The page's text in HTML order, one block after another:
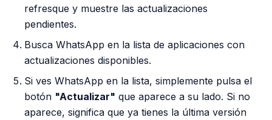
refresque y muestre las actualizaciones
pendientes.
Busca WhatsApp en la lista de aplicaciones con
actualizaciones disponibles.
Si ves WhatsApp en la lista, simplemente pulsa el
botón "Actualizar" que aparece a su lado. Si no
aparece, significa que ya tienes la última versión